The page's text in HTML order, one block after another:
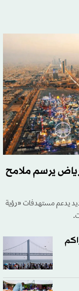
يرسم ملامح
يدعم مستهدفات «رؤية